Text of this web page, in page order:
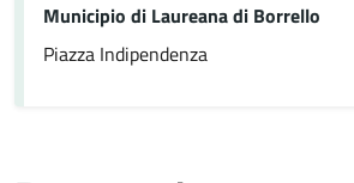
Municipio di Laureana di Borrello
Piazza Indipendenza